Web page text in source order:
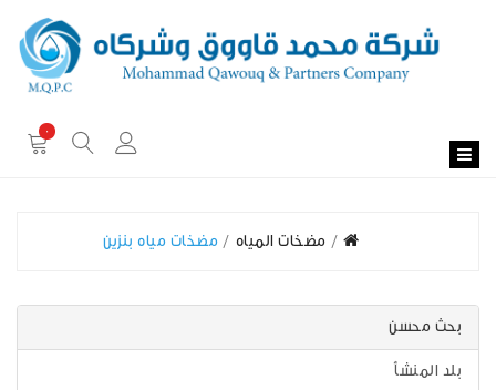
0
مضخات المياه مضخات مياه بنزين
بحث محسن
بلد المنشأ